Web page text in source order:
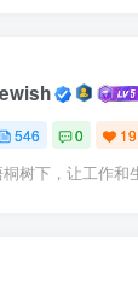
育格言，非
你撞飞。”教
何来收获；
546 0 19
树下，让工作和